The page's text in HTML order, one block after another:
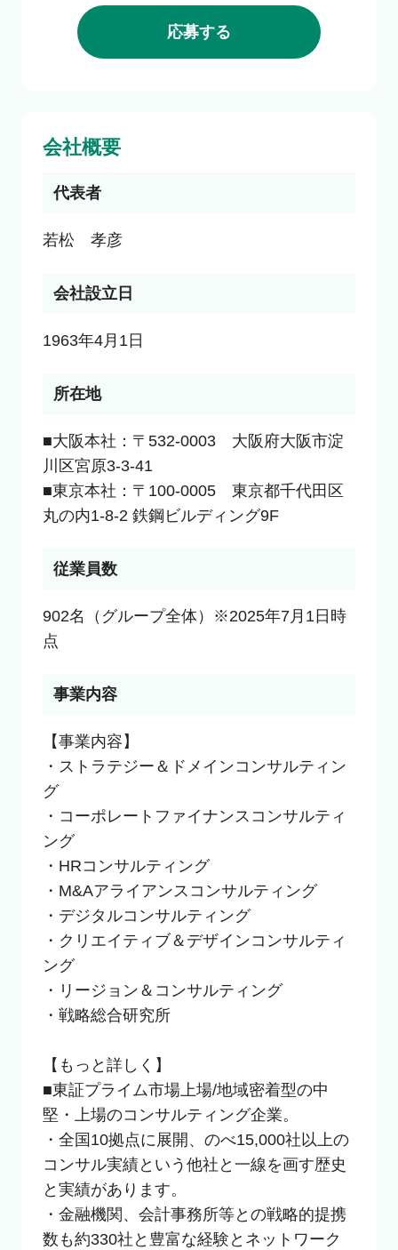
応募する
会社概要
代表者
若松　孝彦
会社設立日
1963年4月1日
所在地
■大阪本社：〒532-0003　大阪府大阪市淀
川区宮原3-3-41
■東京本社：〒100-0005　東京都千代田区
丸の内1-8-2 鉄鋼ビルディング9F
従業員数
902名（グループ全体）※2025年7月1日時
点
事業内容
【事業内容】
・ストラテジー＆ドメインコンサルティン
グ
・コーポレートファイナンスコンサルティ
ング
・HRコンサルティング
・M&Aアライアンスコンサルティング
・デジタルコンサルティング
・クリエイティブ＆デザインコンサルティ
ング
・リージョン＆コンサルティング
・戦略総合研究所
【もっと詳しく】
■東証プライム市場上場/地域密着型の中
堅・上場のコンサルティング企業。
・全国10拠点に展開、のべ15,000社以上の
コンサル実績という他社と一線を画す歴史
と実績があります。
・金融機関、会計事務所等との戦略的提携
数も約330社と豊富な経験とネットワーク